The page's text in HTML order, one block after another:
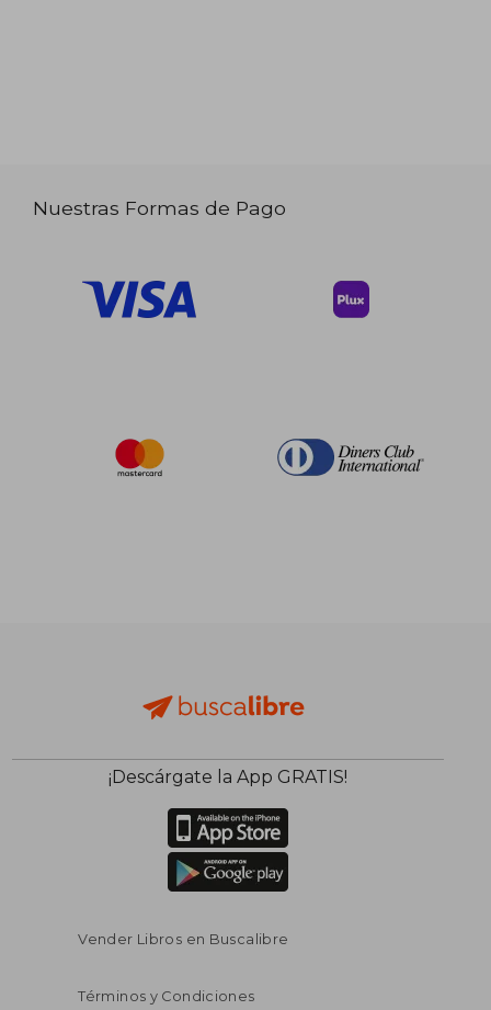
Nuestras Formas de Pago
¡Descárgate la App GRATIS!
Vender Libros en Buscalibre
Términos y Condiciones